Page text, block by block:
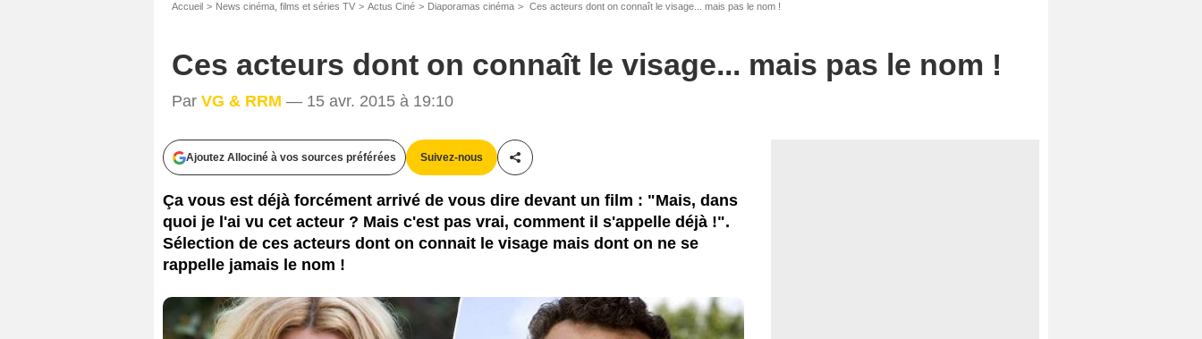
Accueil News cinéma, films et séries TV Actus Ciné Diaporamas cinéma Ces acteurs dont on connaît le visage... mais pas le nom !
Ces acteurs dont on connaît le visage... mais pas le nom !
Par VG & RRM — 15 avr. 2015 à 19:10
Ajoutez Allociné à vos sources préférées Suivez-nous
Partager cet article
Ça vous est déjà forcément arrivé de vous dire devant un film : "Mais, dans
quoi je l'ai vu cet acteur ? Mais c'est pas vrai, comment il s'appelle déjà !".
Sélection de ces acteurs dont on connait le visage mais dont on ne se
rappelle jamais le nom !
Universum Film GmbH